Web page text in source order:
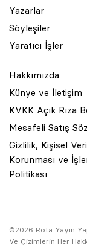
Yazarlar
Söyleşiler
Yaratıcı İşler
Hakkımızda
Künye ve İletişim
KVKK Açık Rıza
Mesafeli Satış
Gizlilik, Kişisel
Korunması ve
Politikası
©2026 Rota Yayın
Ve Çizimlerin Her
© 2001 Rota
Asquared